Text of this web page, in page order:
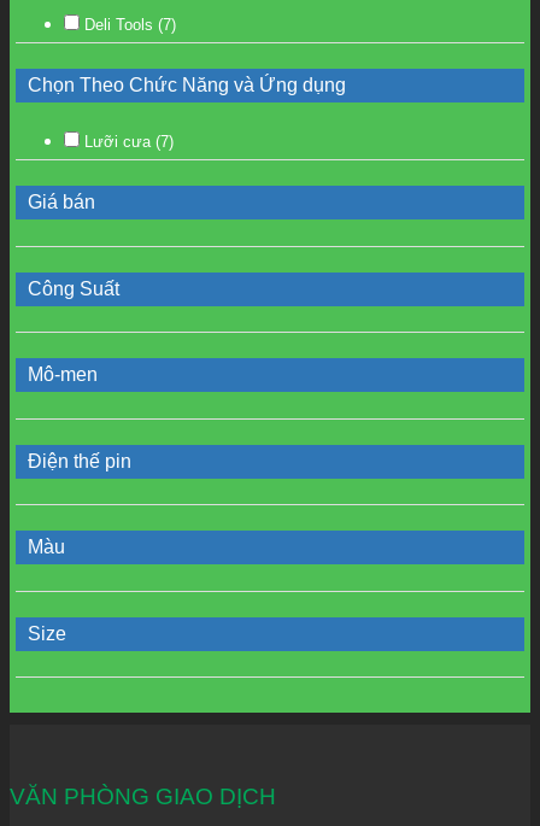
Deli Tools (7)
Chọn Theo Chức Năng và Ứng dụng
Lưỡi cưa (7)
Giá bán
Công Suất
Mô-men
Điện thế pin
Màu
Size
VĂN PHÒNG GIAO DỊCH